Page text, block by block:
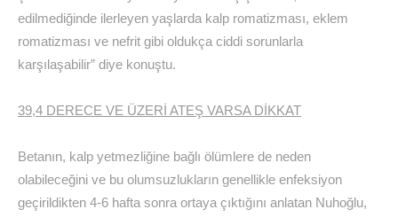
edilmediğinde ilerleyen yaşlarda kalp romatizması, eklem
romatizması ve nefrit gibi oldukça ciddi sorunlarla
karşılaşabilir” diye konuştu.
39,4 DERECE VE ÜZERİ ATEŞ VARSA DİKKAT
Betanın, kalp yetmezliğine bağlı ölümlere de neden
olabileceğini ve bu olumsuzlukların genellikle enfeksiyon
geçirildikten 4-6 hafta sonra ortaya çıktığını anlatan Nuhoğlu,